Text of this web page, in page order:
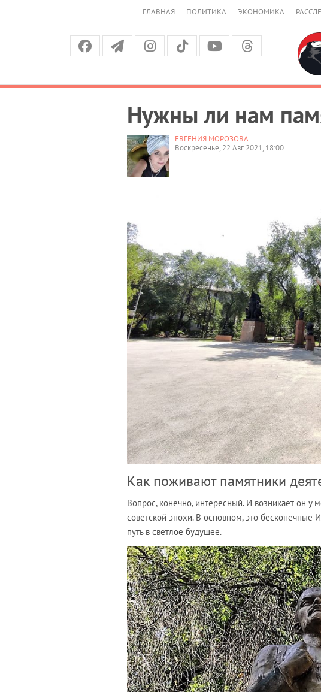
ГЛАВНАЯ ПОЛИТИКА ЭКОНОМИКА
Нужны ли нам
ЕВГЕНИЯ МОРОЗОВА
Воскресенье, 22 Авг 2021, 18:00
Как поживают памятники
Вопрос, конечно, интересный. И возникает он
советской эпохи. В основном, это
путь в светлое будущее.